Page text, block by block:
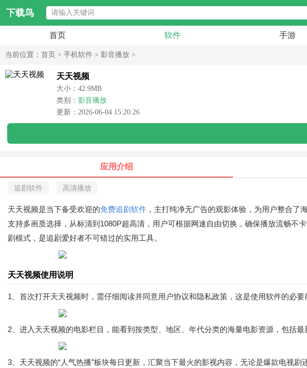
下载鸟
首页 软件 手游
当前位置： 首页 > 手机软件 > 影音播放 >
天天视频
大小：42.9MB
类别： 影音播放
更新：2026-06-04 15:20:26
应用介绍
追剧软件 高清播放
天天视频是当下备受欢迎的免费追剧软件 ，主打纯净无广告的观影体验，为用户整合
支持多画质选择，从标清到1080P超高清，用户可根据网速自由切换，确保播放流畅
剧模式，是追剧爱好者不可错过的实用工具。
天天视频使用说明
1、首次打开天天视频时，需仔细阅读并同意用户协议和隐私政策，这是使用软件的必要
2、进入天天视频的电影栏目，能看到按类型、地区、年代分类的海量电影资源，包括
3、天天视频的“人气热播”板块每日更新，汇聚当下最火的影视内容，无论是爆款电视